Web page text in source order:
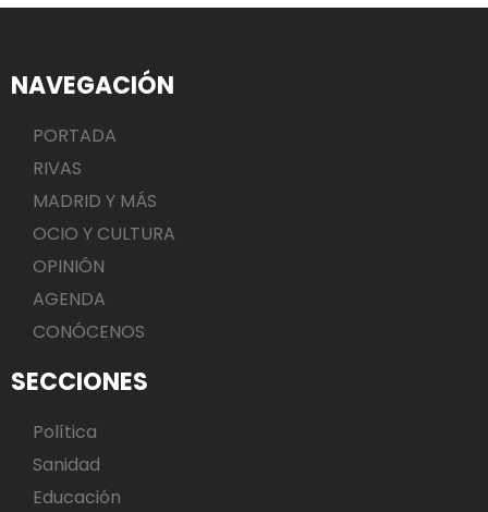
NAVEGACIÓN
PORTADA
RIVAS
MADRID Y MÁS
OCIO Y CULTURA
OPINIÓN
AGENDA
CONÓCENOS
SECCIONES
Política
Sanidad
Educación